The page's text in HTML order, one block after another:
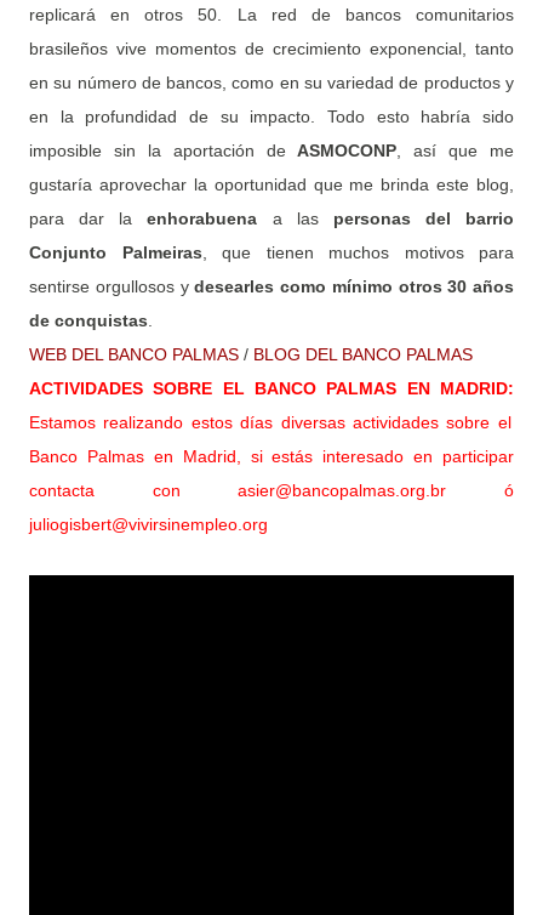
replicará en otros 50. La red de bancos comunitarios
brasileños vive momentos de crecimiento exponencial, tanto
en su número de bancos, como en su variedad de productos y
en la profundidad de su impacto. Todo esto habría sido
imposible sin la aportación deASMOCONP, así que me
gustaría aprovechar la oportunidad que me brinda este blog,
para dar laenhorabuena a las personas del barrio
Conjunto Palmeiras, que tienen muchos motivos para
sentirse orgullosos ydesearles como mínimo otros 30 años
de conquistas.
WEB DEL BANCO PALMAS / BLOG DEL BANCO PALMAS
ACTIVIDADES SOBRE EL BANCO PALMAS EN MADRID:
Estamos realizando estos días diversas actividades sobre el
Banco Palmas en Madrid, si estás interesado en participar
contacta con asier@bancopalmas.org.br ó
juliogisbert@vivirsinempleo.org